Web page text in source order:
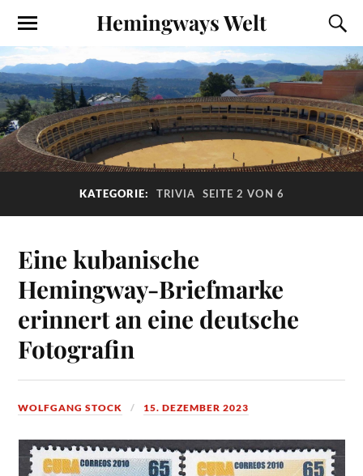
Hemingways Welt
KATEGORIE: TRIVIA SEITE 2 VON 6
Eine kubanische
Hemingway-Briefmarke
erinnert an eine deutsche
Fotografin
WOLFGANG STOCK 15. DEZEMBER 2023